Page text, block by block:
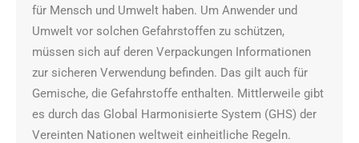
für Mensch und Umwelt haben. Um Anwender und
Umwelt vor solchen Gefahrstoffen zu schützen,
müssen sich auf deren Verpackungen Informationen
zur sicheren Verwendung befinden. Das gilt auch für
Gemische, die Gefahrstoffe enthalten. Mittlerweile gibt
es durch das Global Harmonisierte System (GHS) der
Vereinten Nationen weltweit einheitliche Regeln.